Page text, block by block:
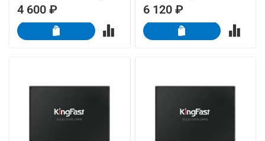
4 600 ₽ 6 120 ₽